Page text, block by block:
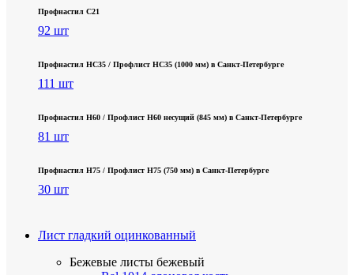
Профнастил С21
92 шт
Профнастил НС35 / Профлист НС35 (1000 мм) в Санкт‑Петербурге
111 шт
Профнастил Н60 / Профлист Н60 несущий (845 мм) в Санкт-Петербурге
81 шт
Профнастил Н75 / Профлист Н75 (750 мм) в Санкт-Петербурге
30 шт
Лист гладкий оцинкованный
Бежевые листы бежевый